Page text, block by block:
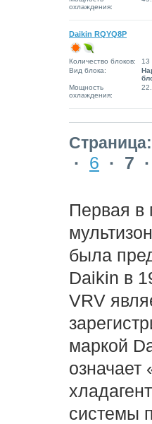
охлаждения:
Daikin RQYQ8P
Количество блоков:
13
Вид блока:
Мощность
охлаждения:
Страница:
· 6 · 7
Первая в
была
Daikin в
VRV
маркой
системы